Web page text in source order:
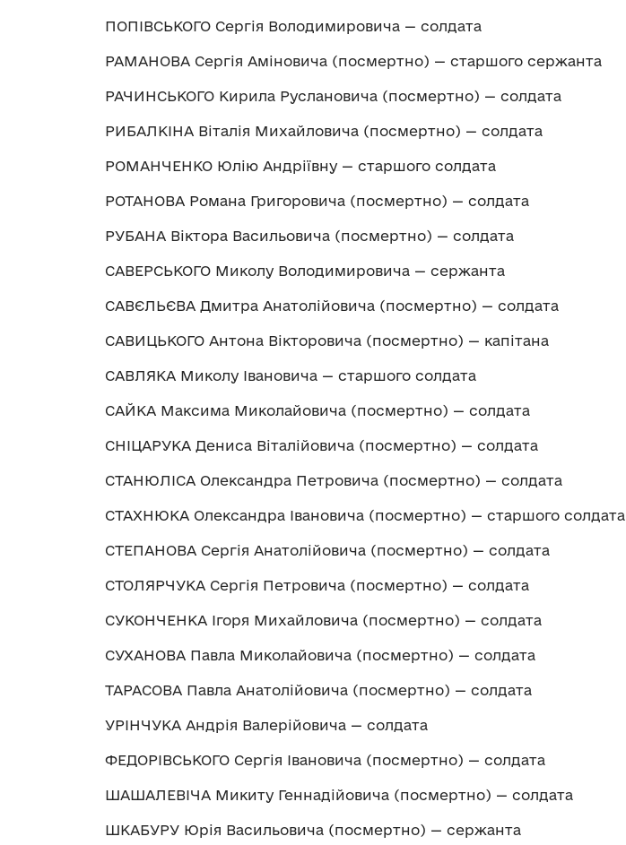
ПОПІВСЬКОГО Сергія Володимировича — солдата
РАМАНОВА Сергія Аміновича (посмертно) — старшого сержанта
РАЧИНСЬКОГО Кирила Руслановича (посмертно) — солдата
РИБАЛКІНА Віталія Михайловича (посмертно) — солдата
РОМАНЧЕНКО Юлію Андріївну — старшого солдата
РОТАНОВА Романа Григоровича (посмертно) — солдата
РУБАНА Віктора Васильовича (посмертно) — солдата
САВЕРСЬКОГО Миколу Володимировича — сержанта
САВЄЛЬЄВА Дмитра Анатолійовича (посмертно) — солдата
САВИЦЬКОГО Антона Вікторовича (посмертно) — капітана
САВЛЯКА Миколу Івановича — старшого солдата
САЙКА Максима Миколайовича (посмертно) — солдата
СНІЦАРУКА Дениса Віталійовича (посмертно) — солдата
СТАНЮЛІСА Олександра Петровича (посмертно) — солдата
СТАХНЮКА Олександра Івановича (посмертно) — старшого солдата
СТЕПАНОВА Сергія Анатолійовича (посмертно) — солдата
СТОЛЯРЧУКА Сергія Петровича (посмертно) — солдата
СУКОНЧЕНКА Ігоря Михайловича (посмертно) — солдата
СУХАНОВА Павла Миколайовича (посмертно) — солдата
ТАРАСОВА Павла Анатолійовича (посмертно) — солдата
УРІНЧУКА Андрія Валерійовича — солдата
ФЕДОРІВСЬКОГО Сергія Івановича (посмертно) — солдата
ШАШАЛЕВІЧА Микиту Геннадійовича (посмертно) — солдата
ШКАБУРУ Юрія Васильовича (посмертно) — сержанта